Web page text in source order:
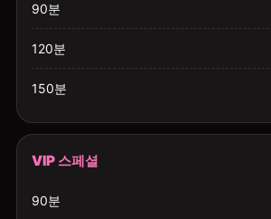
90분
120분
150분
VIP 스페셜
90분